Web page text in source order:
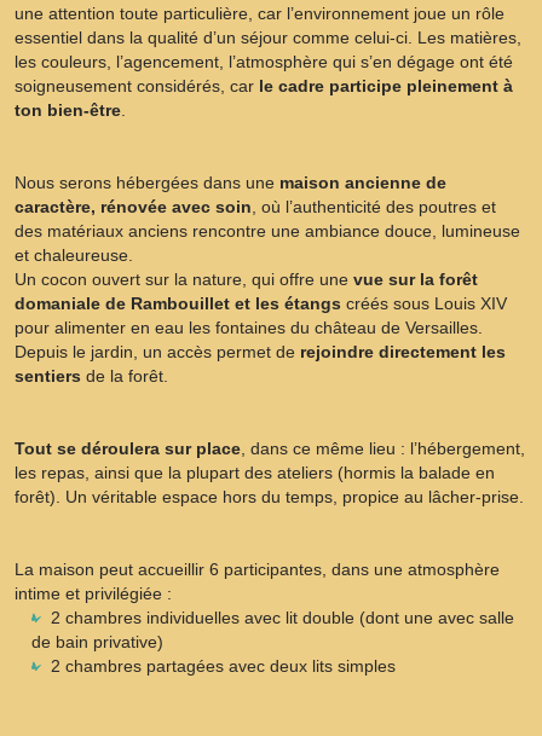
une attention toute particulière, car l’environnement joue un rôle
essentiel dans la qualité d’un séjour comme celui-ci. Les matières,
les couleurs, l’agencement, l’atmosphère qui s’en dégage ont été
soigneusement considérés, car le cadre participe pleinement à
ton bien-être
Nous serons hébergées dans une maison ancienne de
caractère, rénovée avec soin , où l’authenticité des poutres et
des matériaux anciens rencontre une ambiance douce, lumineuse
et chaleureuse.
Un cocon ouvert sur la nature, qui offre une vue sur la forêt
domaniale de Rambouillet et les étangs créés sous Louis XIV
pour alimenter en eau les fontaines du château de Versailles.
Depuis le jardin, un accès permet de rejoindre directement les
sentiers de la forêt.
Tout se déroulera sur place , dans ce même lieu : l’hébergement,
les repas, ainsi que la plupart des ateliers (hormis la balade en
forêt). Un véritable espace hors du temps, propice au lâcher-prise.
La maison peut accueillir 6 participantes, dans une atmosphère
intime et privilégiée :
2 chambres individuelles avec lit double (dont une avec salle
de bain privative)
2 chambres partagées avec deux lits simples